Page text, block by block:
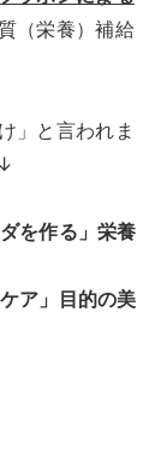
（栄養）補給
」と言われま
を作る」栄養
ア」目的の美